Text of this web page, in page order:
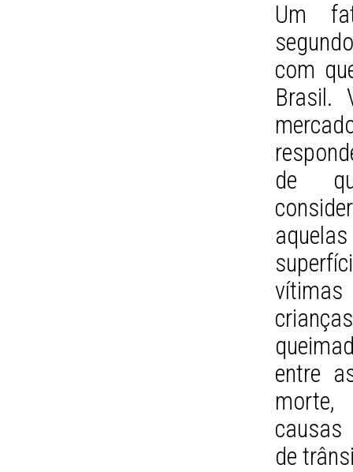
Um
com
Brasil.
de
entre
morte,
causas
de